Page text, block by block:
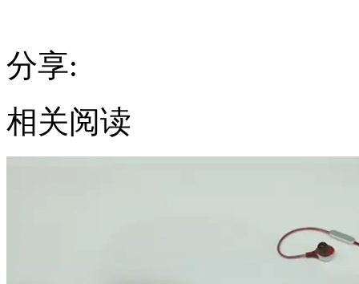
分享:
相关阅读